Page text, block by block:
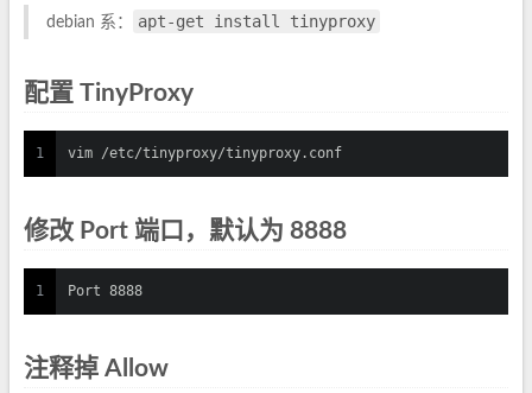
debian 系： apt-get install tinyproxy
配置 TinyProxy
1 vim /etc/tinyproxy/tinyproxy.conf
修改 Port 端口，默认为 8888
1 Port 8888
注释掉 Allow